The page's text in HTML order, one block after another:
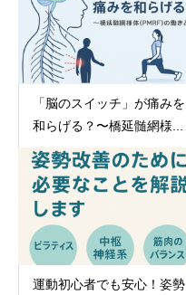
「脳のスイッチ」が痛みを
和らげる？〜橋延髄網様...
運動初心者でも安心！姿勢